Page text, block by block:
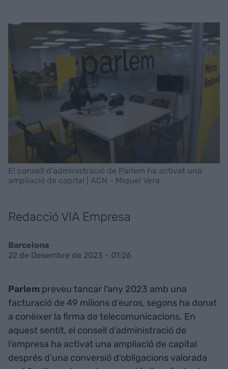
El consell d’administració de Parlem ha activat una
ampliació de capital | ACN - Miquel Vera
Redacció VIA Empresa
Barcelona
22 de Desembre de 2023 - 01:26
Parlem preveu tancar l’any 2023 amb una
facturació de 49 milions d’euros, segons ha donat
a conèixer la firma de telecomunicacions. En
aquest sentit, el consell d’administració de
l’empresa ha activat una ampliació de capital
després d’una conversió d’obligacions valorada